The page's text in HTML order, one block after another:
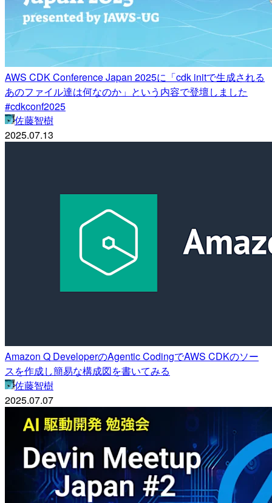
AWS CDK Conference Japan 2025に「cdk initで生成される
あのファイル達は何なのか」という内容で登壇しました
#cdkconf2025
佐藤智樹
2025.07.13
Amazon Q DeveloperのAgentic CodingでAWS CDKのソー
スを作成し簡易な構成図を書いてみる
佐藤智樹
2025.07.07